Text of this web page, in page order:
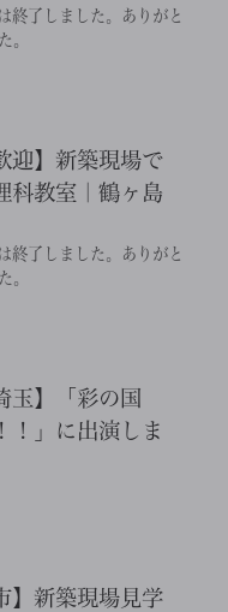
終了しました。ありがと
。
迎】新築現場で
科教室｜鶴ヶ島
終了しました。ありがと
。
玉】「彩の国
！」に出演しま
】新築現場見学